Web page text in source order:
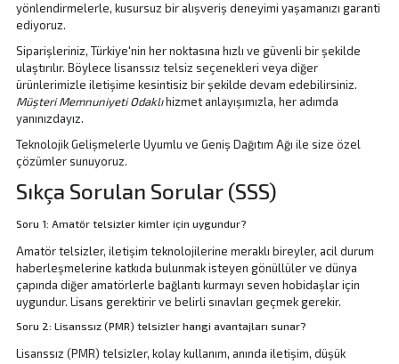
yönlendirmelerle, kusursuz bir alışveriş deneyimi yaşamanızı garanti
ediyoruz.
Siparişleriniz, Türkiye'nin her noktasına hızlı ve güvenli bir şekilde
ulaştırılır. Böylecelisanssız telsiz seçenekleri veya diğer
ürünlerimizle iletişime kesintisiz bir şekilde devam edebilirsiniz.
Müşteri Memnuniyeti Odaklıhizmet anlayışımızla, her adımda
yanınızdayız.
Teknolojik Gelişmelerle Uyumlu veGeniş Dağıtım Ağı ile size özel
çözümler sunuyoruz.
Sıkça Sorulan Sorular (SSS)
Soru 1: Amatör telsizler kimler için uygundur?
Amatör telsizler, iletişim teknolojilerine meraklı bireyler, acil durum
haberleşmelerine katkıda bulunmak isteyen gönüllüler ve dünya
çapında diğer amatörlerle bağlantı kurmayı seven hobidaşlar için
uygundur. Lisans gerektirir ve belirli sınavları geçmek gerekir.
Soru 2: Lisanssız (PMR) telsizler hangi avantajları sunar?
Lisanssız (PMR) telsizler, kolay kullanım, anında iletişim, düşük